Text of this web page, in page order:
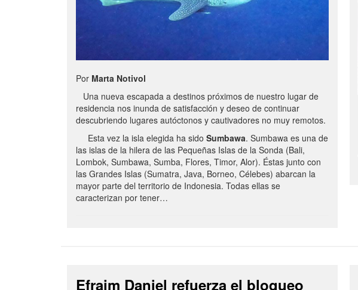
Por Marta Notivol
Una nueva escapada a destinos próximos de nuestro lugar de
residencia nos inunda de satisfacción y deseo de continuar
descubriendo lugares autóctonos y cautivadores no muy remotos.
Esta vez la isla elegida ha sido Sumbawa. Sumbawa es una de
las islas de la hilera de las Pequeñas Islas de la Sonda (Bali,
Lombok, Sumbawa, Sumba, Flores, Timor, Alor). Éstas junto con
las Grandes Islas (Sumatra, Java, Borneo, Célebes) abarcan la
mayor parte del territorio de Indonesia. Todas ellas se
caracterizan por tener…
Efraim Daniel refuerza el bloqueo